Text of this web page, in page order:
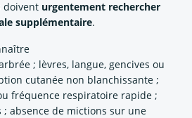
doivent urgentement rechercher
supplémentaire.
; lèvres, langue, gencives ou
cutanée non blanchissante ;
fréquence respiratoire rapide ;
absence de mictions sur une